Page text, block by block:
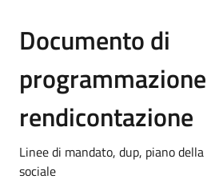
Documento di
rendicontazione
Linee di mandato, dup, piano
sociale